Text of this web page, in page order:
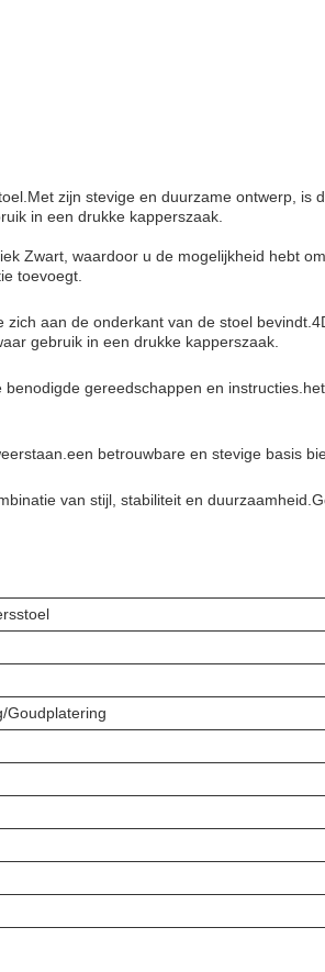
zijn stevige en duurzame ontwerp, is
in een drukke kapperszaak.
Zwart, waardoor u de mogelijkheid hebt
toevoegt.
aan de onderkant van de stoel
gebruik in een drukke kapperszaak.
gereedschappen en
betrouwbare en stevige basis
van stijl, stabiliteit en duurzaamheid.
Goudplatering